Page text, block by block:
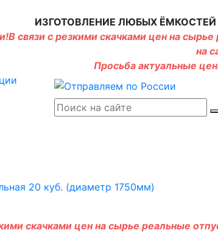
ИЗГОТОВЛЕНИЕ ЛЮБЫХ
связи с резкими скачками цен на
на
Просьба актуальные
скачками цен на сырье реальные